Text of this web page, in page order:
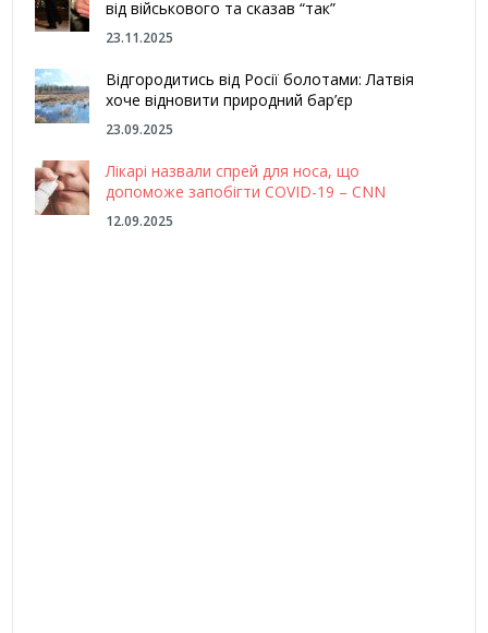
від військового та сказав “так”
23.11.2025
Відгородитись від Росії болотами: Латвія
хоче відновити природний бар’єр
23.09.2025
Лікарі назвали спрей для носа, що
допоможе запобігти COVID-19 – CNN
12.09.2025